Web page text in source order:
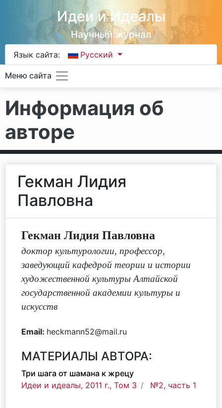
Идеи и Идеалы
Научный журнал
Язык сайта: Русский
Меню сайта
Информация об
авторе
Гекман Лидия
Павловна
Гекман Лидия Павловна
доктор культурологии, профессор,
заведующий кафедрой теории и истории
художественной культуры Алтайской
государственной академии культуры и
искусств
Email: heckmann52@mail.ru
МАТЕРИАЛЫ АВТОРА:
Три шага от шамана к жрецу
Идеи и идеалы, 2011 г., Том 3
№2, часть 1